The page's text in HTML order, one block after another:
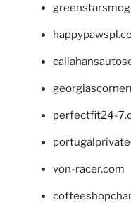
perfectfit24-
von-racer.com